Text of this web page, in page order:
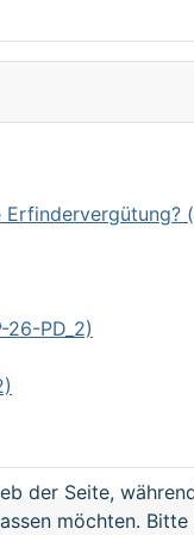
PD_2)
der Seite,
möchten.